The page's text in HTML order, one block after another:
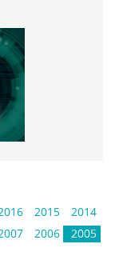
2015
2014
2006 2005